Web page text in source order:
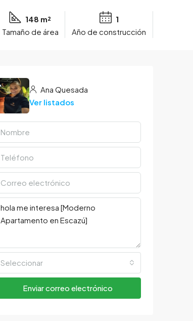
148 m²
Tamaño de área
1
Año de construcción
Ana Quesada
Ver listados
Seleccionar
Enviar correo electrónico